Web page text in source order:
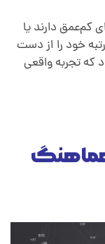
کم‌عمق دارند یا
خود را از دست
تجربه واقعی